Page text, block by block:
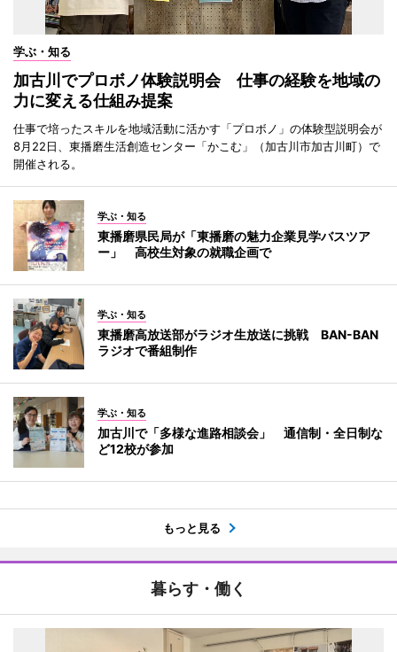
学ぶ・知る
加古川でプロボノ体験説明会 仕事の経験を地域の
力に変える仕組み提案
仕事で培ったスキルを地域活動に活かす「プロボノ」の体験型説明会が
8月22日、東播磨生活創造センター「かこむ」（加古川市加古川町）で
開催される。
学ぶ・知る
東播磨県民局が「東播磨の魅力企業見学バスツア
ー」 高校生対象の就職企画で
学ぶ・知る
東播磨高放送部がラジオ生放送に挑戦 BAN-BAN
ラジオで番組制作
学ぶ・知る
加古川で「多様な進路相談会」 通信制・全日制な
ど12校が参加
もっと見る
暮らす・働く